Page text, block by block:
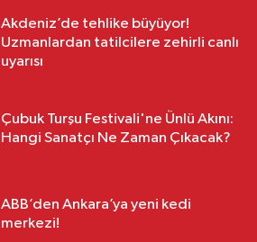
Akdeniz’de tehlike büyüyor!
Uzmanlardan tatilcilere zehirli canlı
uyarısı
Çubuk Turşu Festivali'ne Ünlü Akını:
Hangi Sanatçı Ne Zaman Çıkacak?
ABB’den Ankara’ya yeni kedi
merkezi!